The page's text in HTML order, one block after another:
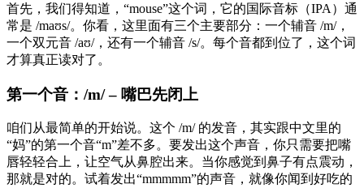
首先，我们得知道，“mouse”这个词，它的国际音标（IPA）通
常是 /maʊs/。你看，这里面有三个主要部分：一个辅音 /m/，
一个双元音 /aʊ/，还有一个辅音 /s/。每个音都到位了，这个词
才算真正读对了。
第一个音：/m/ – 嘴巴先闭上
咱们从最简单的开始说。这个 /m/ 的发音，其实跟中文里的
“妈”的第一个音“m”差不多。要发出这个声音，你只需要把嘴
唇轻轻合上，让空气从鼻腔出来。当你感觉到鼻子有点震动，
那就是对的。试着发出“mmmmm”的声音，就像你闻到好吃的